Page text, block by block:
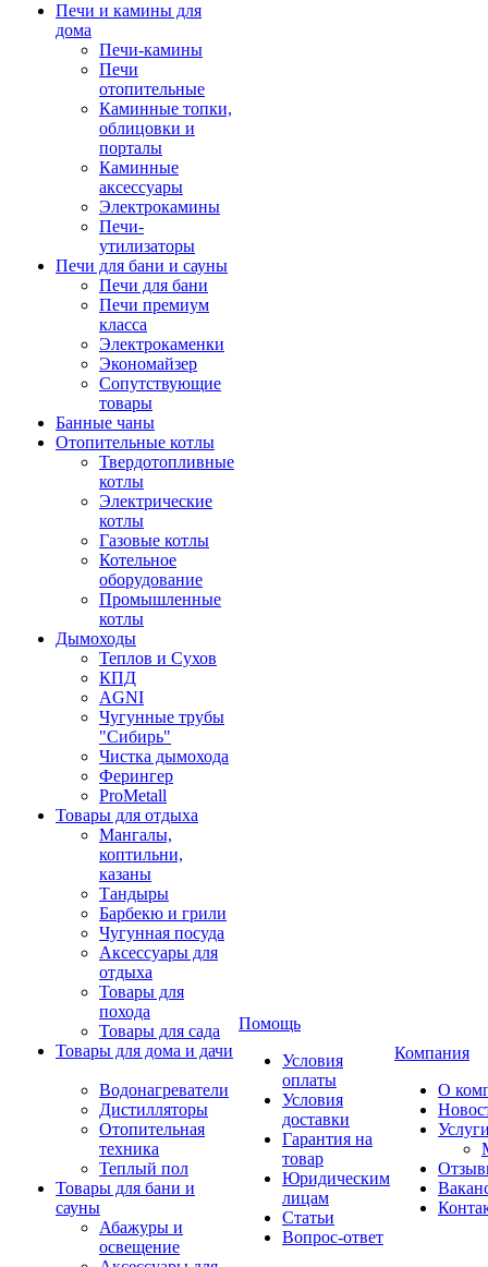
Печи и камины для
дома
Печи-камины
Печи
отопительные
Каминные топки,
облицовки и
порталы
Каминные
аксессуары
Электрокамины
Печи-
утилизаторы
Печи для бани и сауны
Печи для бани
Печи премиум
класса
Электрокаменки
Экономайзер
Сопутствующие
товары
Банные чаны
Отопительные котлы
Твердотопливные
котлы
Электрические
котлы
Газовые котлы
Котельное
оборудование
Промышленные
котлы
Дымоходы
Теплов и Сухов
КПД
AGNI
Чугунные трубы
"Сибирь"
Чистка дымохода
Ферингер
ProMetall
Товары для отдыха
Мангалы,
коптильни,
казаны
Тандыры
Барбекю и грили
Чугунная посуда
Аксессуары для
отдыха
Товары для
похода
Товары для сада
Товары для дома и дачи
Водонагреватели
Дистилляторы
Отопительная
техника
Теплый пол
Товары для бани и
сауны
Абажуры и
освещение
Помощь
Условия
оплаты
Условия
доставки
Гарантия на
товар
Юридическим
лицам
Статьи
Вопрос-ответ
Компания
О